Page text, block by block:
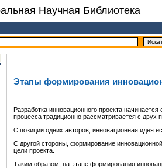
Научная Библиотека
Этапы формирования
Разработка инновационного проекта
процесса традиционно рассматривается с двух
С позиции одних авторов, инновационная идея
С другой стороны, формирование
цели проекта.
Таким образом, на этапе формирования